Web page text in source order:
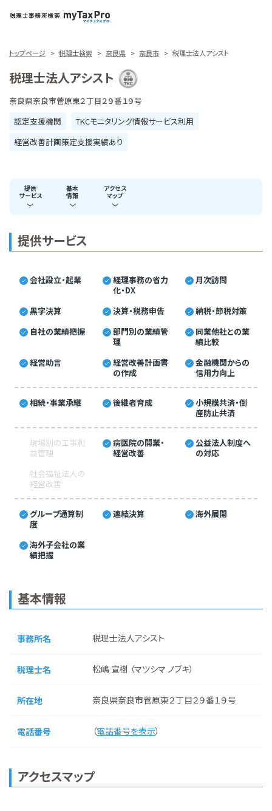
トップページ 税理士検索 奈良県 奈良市 税理士法人アシスト
税理士法人アシスト
奈良県奈良市菅原東２丁目２９番１９号
認定支援機関
TKCモニタリング情報サービス利用
経営改善計画策定支援実績あり
提供
サービス
基本
情報
アクセス
マップ
提供サービス
会社設立・起業
経理事務の省力
化・DX
月次訪問
黒字決算 決算・税務申告
納税・節税対策
自社の業績把握
部門別の業績管
理
同業他社との業
績比較
経営助言
経営改善計画書
の作成
金融機関からの
信用力向上
相続・事業承継 後継者育成
小規模共済・倒
産防止共済
現場別の工事利
益管理
病医院の開業・
経営改善
公益法人制度へ
の対応
社会福祉法人の
経営改善
グループ通算制
度
連結決算 海外展開
海外子会社の業
績把握
基本情報
事務所名 税理士法人アシスト
税理士名 松嶋 宣樹 （マツシマ ノブキ）
所在地 奈良県奈良市菅原東２丁目２９番１９号
電話番号 （電話番号を表示）
アクセスマップ